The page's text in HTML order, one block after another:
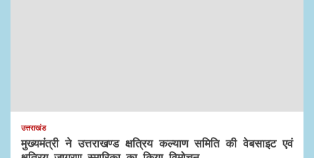
उत्तराखंड
मुख्यमंत्री ने उत्तराखण्ड क्षत्रिय कल्याण समिति की वेबसाइट एवं